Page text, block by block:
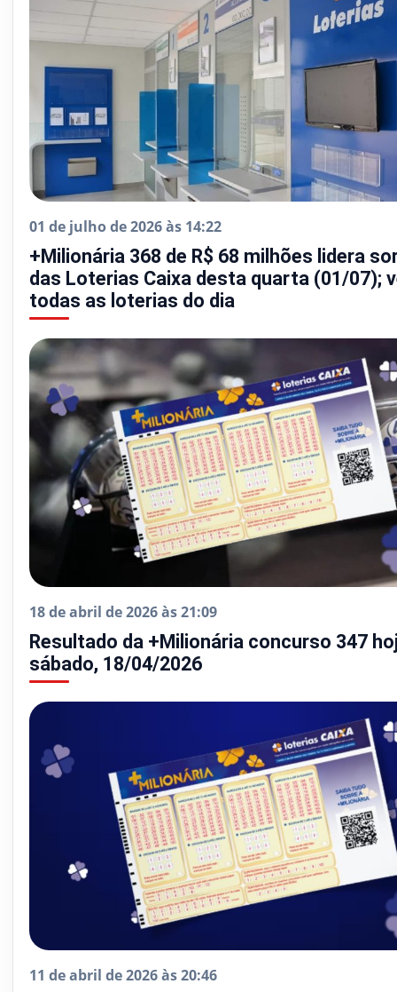
01 de julho de 2026 às 14:22
+Milionária 368 de R$ 68 milhões lidera
das Loterias Caixa desta quarta (01/07);
todas as loterias do dia
18 de abril de 2026 às 21:09
Resultado da +Milionária concurso 347
sábado, 18/04/2026
11 de abril de 2026 às 20:46